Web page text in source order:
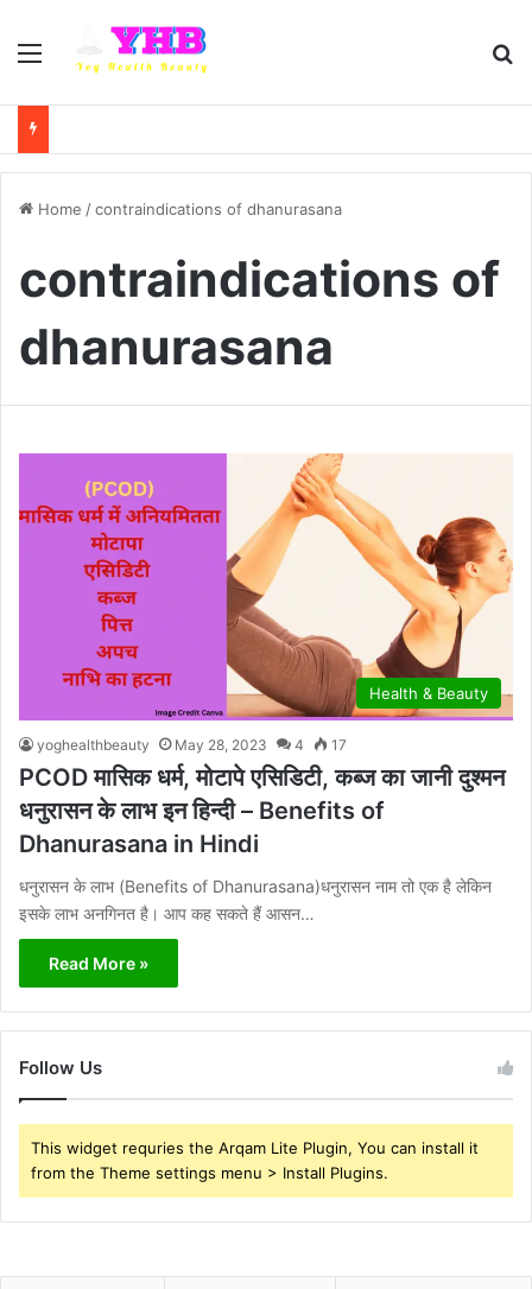
Menu
Home /contraindications of dhanurasana
contraindications of
dhanurasana
Health & Beauty
yoghealthbeauty May 28, 2023 4 17
PCOD मासिक धर्म, मोटापे एसिडिटी, कब्ज का जानी दुश्मन
धनुरासन के लाभ इन हिन्दी – Benefits of
Dhanurasana in Hindi
धनुरासन के लाभ (Benefits of Dhanurasana)धनुरासन नाम तो एक है लेकिन
इसके लाभ अनगिनत है। आप कह सकते हैं आसन…
Read More »
Follow Us
This widget requries the Arqam Lite Plugin, You can install it
from the Theme settings menu > Install Plugins.